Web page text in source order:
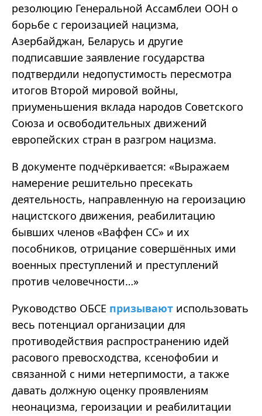
резолюцию Генеральной Ассамблеи ООН о
борьбе с героизацией нацизма,
Азербайджан, Беларусь и другие
подписавшие заявление государства
подтвердили недопустимость пересмотра
итогов Второй мировой войны,
приуменьшения вклада народов Советского
Союза и освободительных движений
европейских стран в разгром нацизма.
В документе подчёркивается: «Выражаем
намерение решительно пресекать
деятельность, направленную на героизацию
нацистского движения, реабилитацию
бывших членов «Ваффен СС» и их
пособников, отрицание совершённых ими
военных преступлений и преступлений
против человечности…»
Руководство ОБСЕ призывают использовать
весь потенциал организации для
противодействия распространению идей
расового превосходства, ксенофобии и
связанной с ними нетерпимости, а также
давать должную оценку проявлениям
неонацизма, героизации и реабилитации